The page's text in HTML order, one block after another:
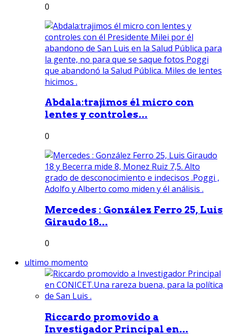
0
Abdala:trajimos él micro con
lentes y controles...
0
Mercedes : González Ferro 25, Luis
Giraudo 18...
0
ultimo momento
Riccardo promovido a
Investigador Principal en...